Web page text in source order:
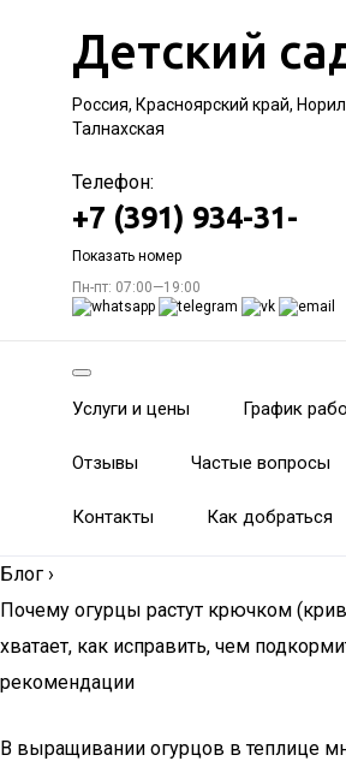
Детский
Россия, Красноярский край,
Талнахская
Телефон:
+7 (391) 934-31-
Показать номер
Пн-пт: 07:00—19:00
Услуги и цены График
Отзывы Частые вопросы
Контакты Как добраться
Блог ›
Почему огурцы растут крючком
хватает, как исправить, чем
рекомендации
В выращивании огурцов в теплице